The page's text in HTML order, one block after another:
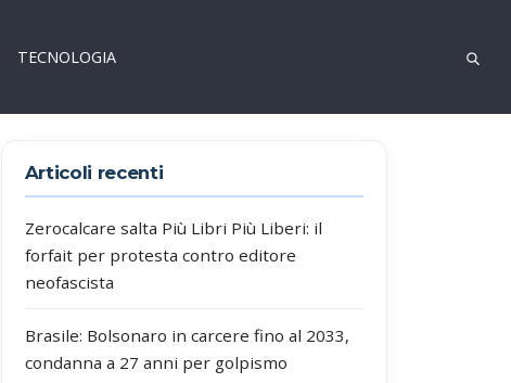
TECNOLOGIA
Articoli recenti
Zerocalcare salta Più Libri Più Liberi: il
forfait per protesta contro editore
neofascista
Brasile: Bolsonaro in carcere fino al 2033,
condanna a 27 anni per golpismo